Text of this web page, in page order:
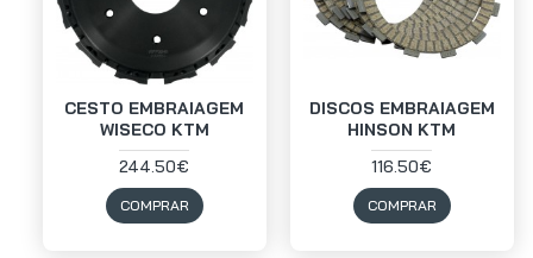
CESTO EMBRAIAGEM
WISECO KTM
244.50€
COMPRAR
DISCOS EMBRAIAGEM
HINSON KTM
116.50€
COMPRAR